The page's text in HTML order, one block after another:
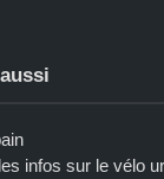
infos sur le vélo